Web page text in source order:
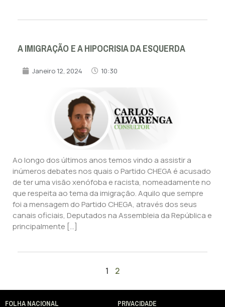
A IMIGRAÇÃO E A HIPOCRISIA DA ESQUERDA
Janeiro 12, 2024 10:30
Ao longo dos últimos anos temos vindo a assistir a
inúmeros debates nos quais o Partido CHEGA é acusado
de ter uma visão xenófoba e racista, nomeadamente no
que respeita ao tema da imigração. Aquilo que sempre
foi a mensagem do Partido CHEGA, através dos seus
canais oficiais, Deputados na Assembleia da República e
principalmente […]
1 2
FOLHA NACIONAL PRIVACIDADE